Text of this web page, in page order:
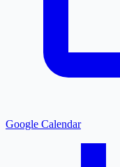
Google Calendar